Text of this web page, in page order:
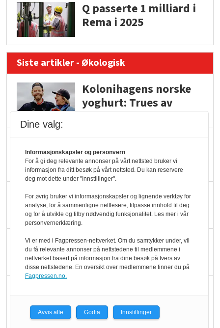
Q passerte 1 milliard i
Rema i 2025
Siste artikler - Økologisk
Kolonihagens norske
yoghurt: Trues av
melkemangel
Økologisk Norge sin
hederspris
Blir enklere å velge
økologisk i butikkhylla
Kolonihagen sliter
med å få tak i nok melk
er klare! Er markedet
det?
Dine valg:
Informasjonskapsler og personvern
For å gi deg relevante annonser på vårt nettsted bruker vi
informasjon fra ditt besøk på vårt nettsted. Du kan reservere
deg mot dette under "Innstillinger".
For øvrig bruker vi informasjonskapsler og lignende verktøy for
analyse, for å sammenligne nettlesere, tilpasse innhold til deg
og for å utvikle og tilby nødvendig funksjonalitet. Les mer i vår
personvernerklæring.
Vi er med i Fagpressen-nettverket. Om du samtykker under, vil
du få relevante annonser på nettstedene til medlemmene i
nettverket basert på informasjon fra dine besøk på tvers av
disse nettstedene. En oversikt over medlemmene finner du på
Fagpressen.no.
Avvis alle Godta Innstillinger